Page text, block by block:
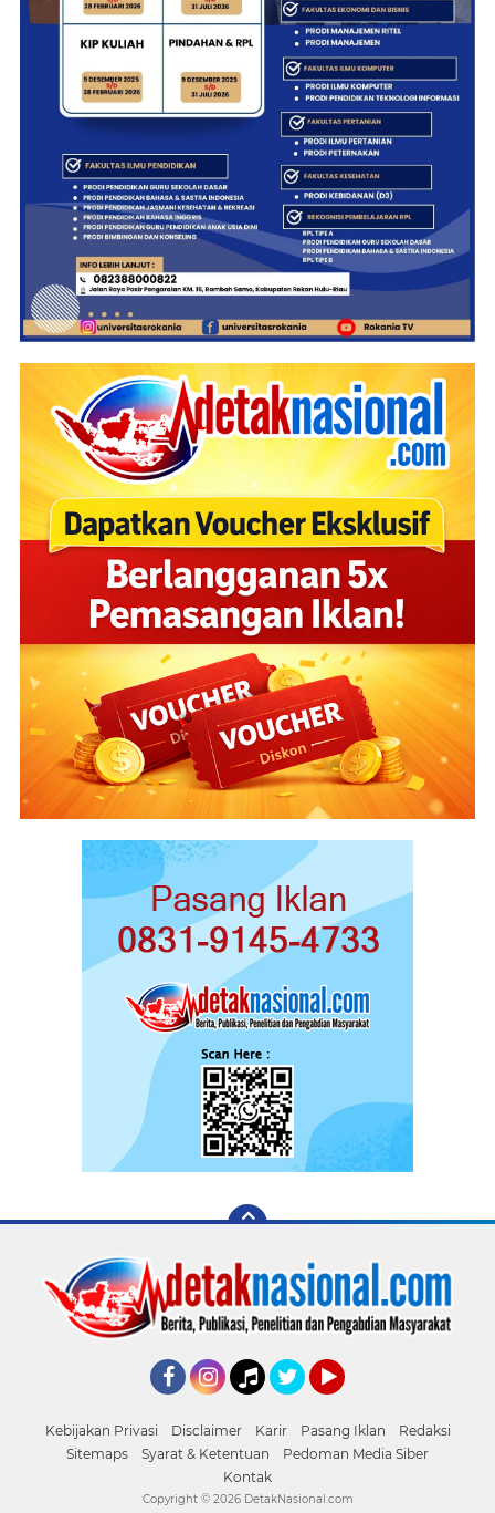
Kebijakan Privasi Disclaimer Karir Pasang Iklan
Redaksi
Sitemaps
Syarat & Ketentuan
Pedoman Media Siber
Kontak
Copyright © 2026 DetakNasional.com